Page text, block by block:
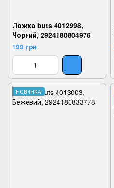
Ложка buts 4012998,
Чорний, 2924180804976
199 грн
НОВИНКА